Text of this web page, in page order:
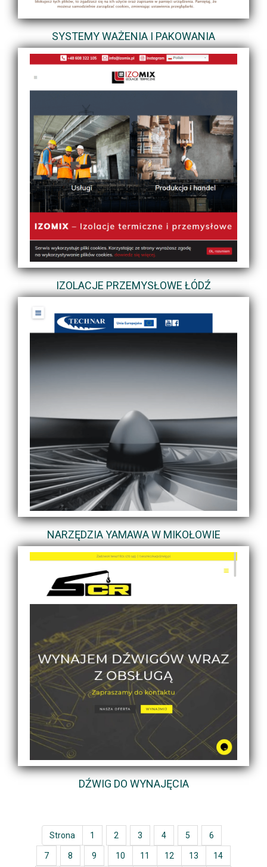
SYSTEMY WAŻENIA I PAKOWANIA
IZOLACJE PRZEMYSŁOWE ŁÓDŹ
NARZĘDZIA YAMAWA W MIKOŁOWIE
DŹWIG DO WYNAJĘCIA
Strona 1 2 3 4 5 6
7 8 9 10 11 12 13 14